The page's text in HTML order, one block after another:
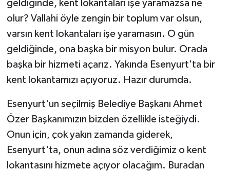
geldiğinde, kent lokantaları işe yaramazsa ne
olur? Vallahi öyle zengin bir toplum var olsun,
varsın kent lokantaları işe yaramasın. O gün
geldiğinde, ona başka bir misyon bulur. Orada
başka bir hizmeti açarız. Yakında Esenyurt'ta bir
kent lokantamızı açıyoruz. Hazır durumda.
Esenyurt'un seçilmiş Belediye Başkanı Ahmet
Özer Başkanımızın bizden özellikle isteğiydi.
Onun için, çok yakın zamanda giderek,
Esenyurt'ta, onun adına söz verdiğimiz o kent
lokantasını hizmete açıyor olacağım. Buradan